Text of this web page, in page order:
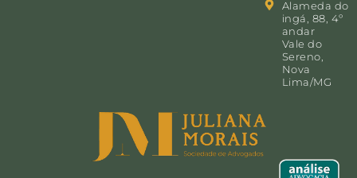
Alameda do
ingá, 88, 4º
andar
Vale do
Sereno,
Nova
Lima/MG